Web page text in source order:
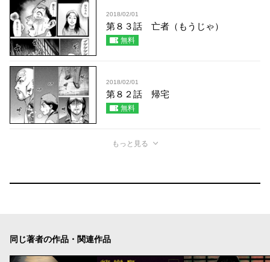
2018/02/01
第８３話 亡者（もうじゃ）
無料
2018/02/01
第８２話 帰宅
無料
もっと見る
同じ著者の作品・関連作品